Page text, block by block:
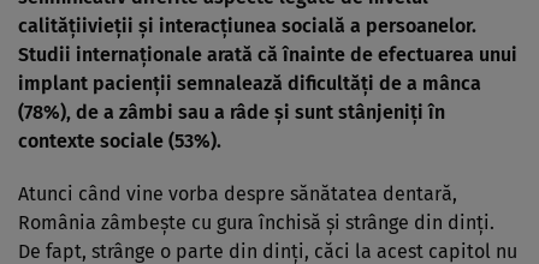
calităţiivieţii şi interacţiunea socială a persoanelor.
Studii internaţionale arată că înainte de efectuarea unui
implant pacienţii semnalează dificultăţi de a mânca
(78%), de a zâmbi sau a râde şi sunt stânjeniţi în
contexte sociale (53%).
Atunci când vine vorba despre sănătatea dentară,
România zâmbeşte cu gura închisă şi strânge din dinţi.
De fapt, strânge o parte din dinţi, căci la acest capitol nu